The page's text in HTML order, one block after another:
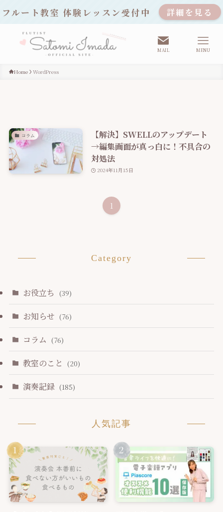
フルート教室 体験レッスン受付中 詳細を見る
MAIL MENU
Home WordPress
コラム
【解決】SWELLのアップデート
→編集画面が真っ白に！不具合の
対処法
2024年11月15日
1
Category
お役立ち (39)
お知らせ (76)
コラム (76)
教室のこと (20)
演奏記録 (185)
人気記事